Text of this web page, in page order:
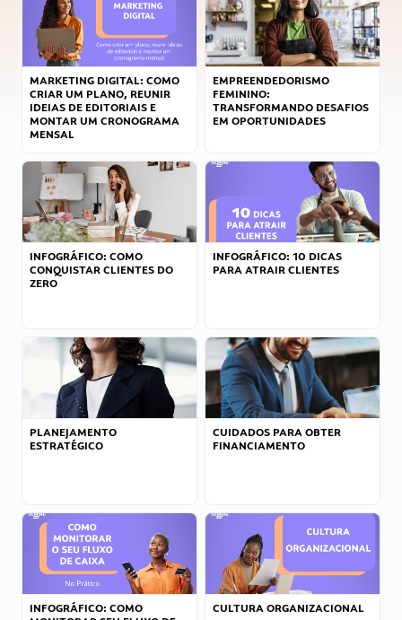
MARKETING DIGITAL: COMO
CRIAR UM PLANO, REUNIR
IDEIAS DE EDITORIAIS E
MONTAR UM CRONOGRAMA
MENSAL
EMPREENDEDORISMO
FEMININO:
TRANSFORMANDO DESAFIOS
EM OPORTUNIDADES
INFOGRÁFICO: COMO
CONQUISTAR CLIENTES DO
ZERO
INFOGRÁFICO: 10 DICAS
PARA ATRAIR CLIENTES
PLANEJAMENTO
ESTRATÉGICO
CUIDADOS PARA OBTER
FINANCIAMENTO
INFOGRÁFICO: COMO
CULTURA ORGANIZACIONAL